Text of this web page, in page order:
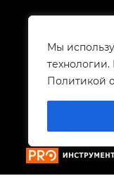
Мы
технологии.
Политикой